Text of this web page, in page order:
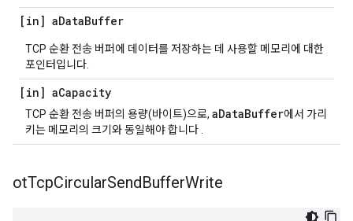
[in] aDataBuffer
TCP 순환 전송 버퍼에 데이터를 저장하는 데 사용할 메모리에 대한
포인터입니다.
[in] aCapacity
TCP 순환 전송 버퍼의 용량(바이트)으로, aDataBuffer에서 가리
키는 메모리의 크기와 동일해야 합니다 .
otTcpCircularSendBufferWrite